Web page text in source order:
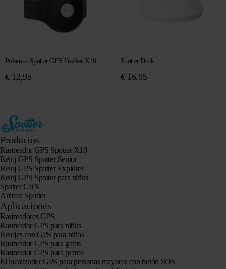
Pulsera – Spotter GPS Tracker X10
€12,95
Spotter Dock
€16,95
Productos
Rastreador GPS Spotter X10
Reloj GPS Spotter Senior
Reloj GPS Spotter Explorer
Reloj GPS Spotter para niños
Spotter CatX
Animal Spotter
Aplicaciones
Rastreadores GPS
Rastreador GPS para niños
Relojes con GPS para niños
Rastreador GPS para gatos
Rastreador GPS para perros
El localizador GPS para personas mayores con botón SOS